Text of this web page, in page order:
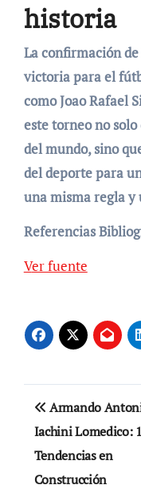
historia
La confirmación
victoria para el
como Joao Rafael
este torneo no
del mundo, sino
del deporte para
una misma regla y
Referencias
entradas
Ver fuente
de
entradas
Armando
Iachini Lomedico:
Tendencias en
Construcción